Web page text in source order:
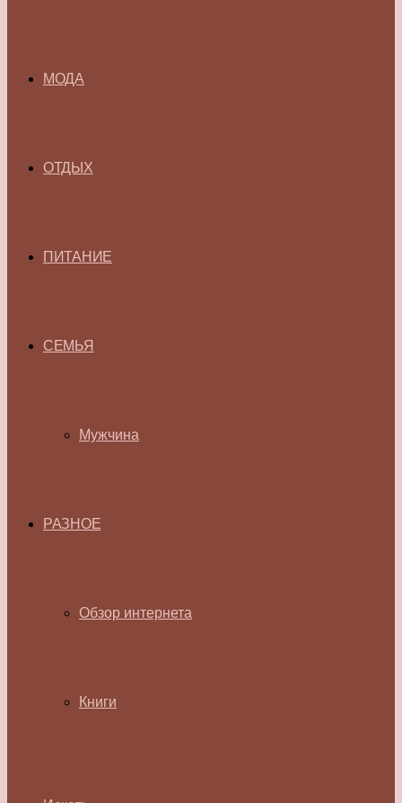
МОДА
ОТДЫХ
ПИТАНИЕ
СЕМЬЯ
Мужчина
РАЗНОЕ
Обзор интернета
Книги